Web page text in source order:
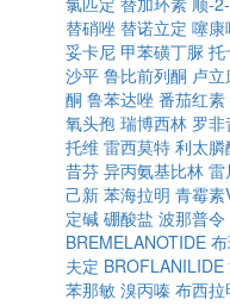
替硝唑 替诺立定 噻康
妥卡尼 甲苯磺丁脲 托
沙平 鲁比前列酮 卢
酮 鲁苯达唑 番茄红素
氧头孢 瑞博西林 罗
托维 雷西莫特 利太膦
昔芬 异丙氨基比林 雷
己新 苯海拉明 青霉素
定碱 硼酸盐 波那普令
BREMELANOTIDE
夫定 BROFLANILIDE
苯那敏 溴丙嗪 布西拉